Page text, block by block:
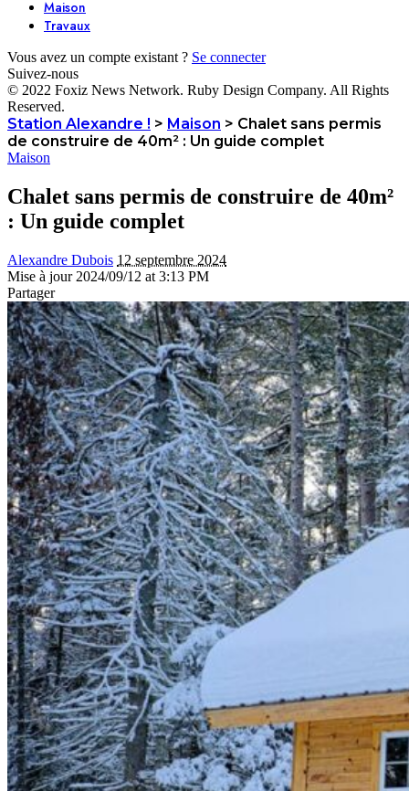
Maison
Travaux
Vous avez un compte existant ? Se connecter
Suivez-nous
© 2022 Foxiz News Network. Ruby Design Company. All Rights
Reserved.
Station Alexandre ! > Maison > Chalet sans permis
de construire de 40m² : Un guide complet
Maison
Chalet sans permis de construire de 40m²
: Un guide complet
Alexandre Dubois 12 septembre 2024
Mise à jour 2024/09/12 at 3:13 PM
Partager